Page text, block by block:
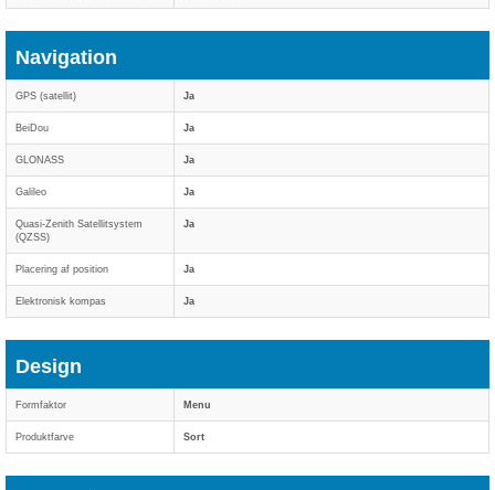
Navigation
GPS (satellit) Ja
BeiDou Ja
GLONASS Ja
Galileo Ja
Quasi-Zenith Satellitsystem
(QZSS)
Ja
Placering af position Ja
Elektronisk kompas Ja
Design
Formfaktor Menu
Produktfarve Sort